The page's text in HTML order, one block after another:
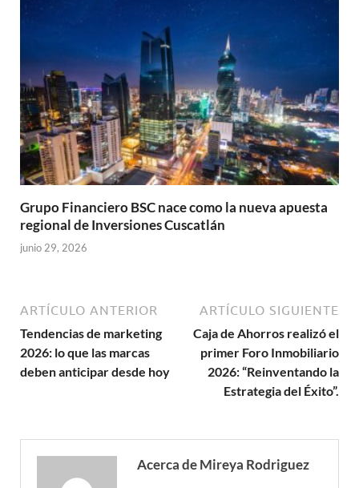
Grupo Financiero BSC nace como la nueva apuesta
regional de Inversiones Cuscatlán
junio 29, 2026
ARTÍCULO ANTERIOR
Tendencias de marketing
2026: lo que las marcas
deben anticipar desde hoy
ARTÍCULO SIGUIENTE
Caja de Ahorros realizó el
primer Foro Inmobiliario
2026: “Reinventando la
Estrategia del Éxito”.
Acerca de Mireya Rodriguez